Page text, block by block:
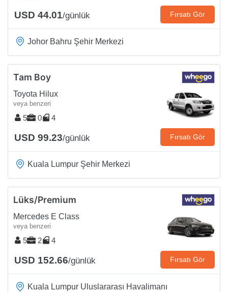
USD 44.01/günlük Fırsatı Gör
Johor Bahru Şehir Merkezi
Tam Boy
Toyota Hilux
veya benzeri
5 0 4
USD 99.23/günlük Fırsatı Gör
Kuala Lumpur Şehir Merkezi
Lüks/Premium
Mercedes E Class
veya benzeri
5 2 4
USD 152.66/günlük Fırsatı Gör
Kuala Lumpur Uluslararası Havalimanı